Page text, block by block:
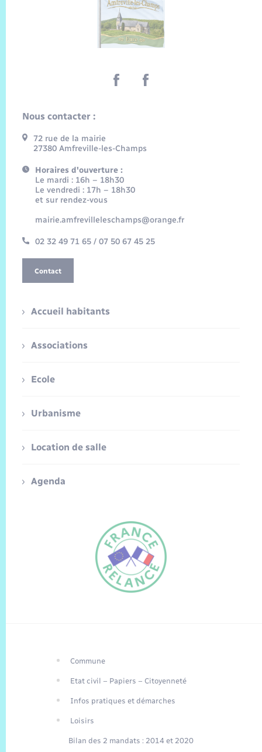
Traduction du
EN
Nous contacter :
72 rue de la mairie
27380 Amfreville-les-Champs
Horaires d'ouverture :
Le mardi : 16h – 18h30
Le vendredi : 17h – 18h30
et sur rendez-vous
mairie.amfrevilleleschamps@orange.fr
02 32 49 71 65 / 07 50 67 45 25
Contact
Accueil habitants
Associations
Ecole
Urbanisme
Location de salle
Agenda
Commune
Etat civil – Papiers – Citoyenneté
Infos pratiques et démarches
Loisirs
Bilan des 2 mandats : 2014 et 2020